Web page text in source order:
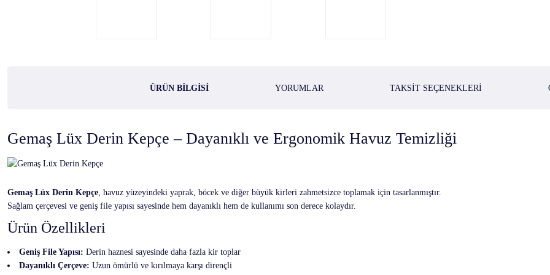
ÜRÜN BILGISI YORUMLAR TAKSIT SEÇENEKLERI
Gemaş Lüx Derin Kepçe – Dayanıklı ve Ergonomik Havuz Temizliği
Gemaş Lüx Derin Kepçe, havuz yüzeyindeki yaprak, böcek ve diğer büyük kirleri zahmetsizce toplamak için tasarlanmıştır.
Sağlam çerçevesi ve geniş file yapısı sayesinde hem dayanıklı hem de kullanımı son derece kolaydır.
Ürün Özellikleri
Geniş File Yapısı: Derin haznesi sayesinde daha fazla kir toplar
Dayanıklı Çerçeve: Uzun ömürlü ve kırılmaya karşı dirençli